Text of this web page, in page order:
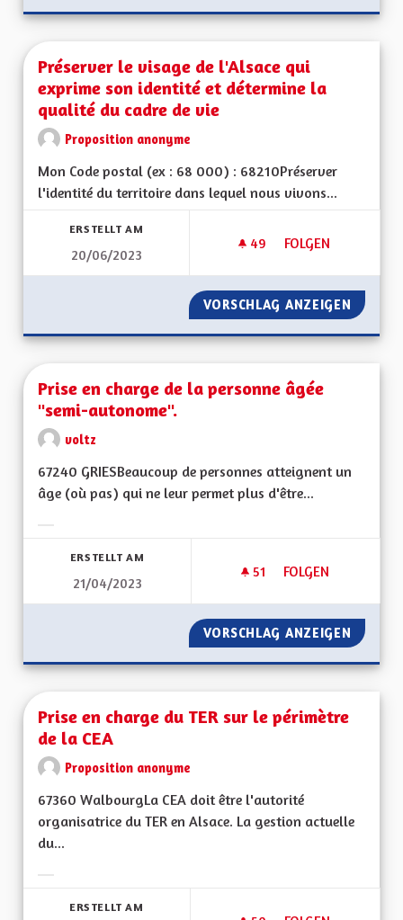
Préserver le visage de l'Alsace qui
exprime son identité et détermine la
qualité du cadre de vie
Proposition anonyme
Mon Code postal (ex : 68 000) : 68210Préserver
l'identité du territoire dans lequel nous vivons...
ERSTELLT AM
20/06/2023
49 49 FOLLOWER
FOLGEN
PRÉSERVER LE
VORSCHLAG ANZEIGEN
Prise en charge de la personne âgée
"semi-autonome".
voltz
67240 GRIESBeaucoup de personnes atteignent un
âge (où pas) qui ne leur permet plus d'être...
ERSTELLT AM
21/04/2023
51 51 FOLLOWER
FOLGEN
VORSCHLAG ANZEIGEN PRISE
Prise en charge du TER sur le périmètre
de la CEA
Proposition anonyme
67360 WalbourgLa CEA doit être l'autorité
organisatrice du TER en Alsace. La gestion actuelle
du...
ERSTELLT AM